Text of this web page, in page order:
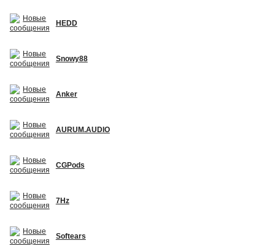
HEDD
Snowy88
Anker
AURUM.AUDIO
CGPods
7Hz
Softears